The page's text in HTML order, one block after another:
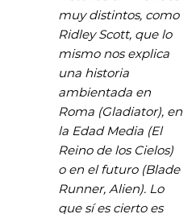
muy distintos, como
Ridley Scott, que lo
mismo nos explica
una historia
ambientada en
Roma (Gladiator), en
la Edad Media (El
Reino de los Cielos)
o en el futuro (Blade
Runner, Alien). Lo
que sí es cierto es